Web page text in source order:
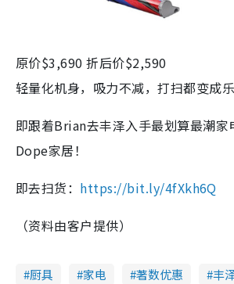
原价$3,690 折后价$2,590
轻量化机身，吸力不减，打扫都变成乐
即跟着Brian去丰泽入手最划算最潮家
Dope家居！
即去扫货： https://bit.ly/4fXkh6Q
（资料由客户提供）
厨具 家电 著数优惠 丰